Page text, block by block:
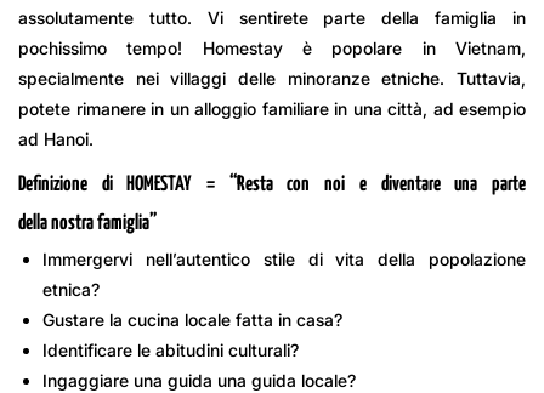
assolutamente tutto. Vi sentirete parte della famiglia in
pochissimo tempo! Homestay è popolare in Vietnam,
specialmente nei villaggi delle minoranze etniche. Tuttavia,
potete rimanere in un alloggio familiare in una città, ad esempio
ad Hanoi.
Definizione di HOMESTAY = “Resta con noi e diventare una parte
della nostra famiglia”
Immergervi nell’autentico stile di vita della popolazione
etnica?
Gustare la cucina locale fatta in casa?
Identificare le abitudini culturali?
Ingaggiare una guida una guida locale?